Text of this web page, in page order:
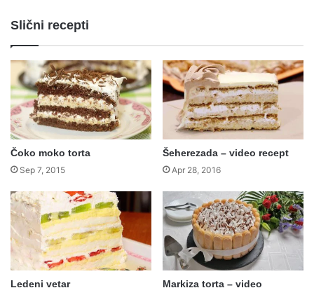
Slični recepti
Čoko moko torta
Sep 7, 2015
Šeherezada – video recept
Apr 28, 2016
Ledeni vetar Markiza torta – video